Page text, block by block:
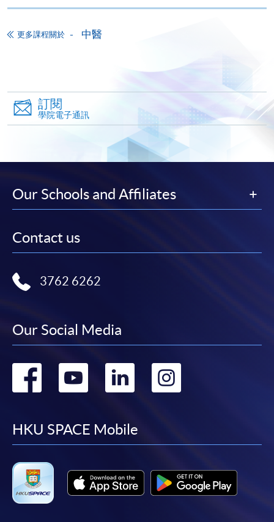
網上報名 立即報名
申請表 下載申請表
香港大學專業進修學院提供24小時網上報名及繳費服
務，申請人可通過網上申請個別學歷頒授課程和報讀
大部份公開招生的課程(以先到先得形式報名的課程)。
申請人可在網上使用「繳費靈」(PPS) (不適用於手
讀學歷頒授課程設有網上服務，在學學員亦可以「微
信支付」(Online WeChat Pay) 、「支付寶」(Online
某些課程須甄選入學，並要求申請人上載課程網頁
中指定所須文件(如學歷證明)。系統只支援doc,
繳交所需費用
申請人可使用以下方式繳交報名費或課程費用:
繳費靈網上服務- 申請人須先開立繳費靈戶口及設
更多課程關於 中醫
訂閱
學院電子通訊
Our Schools and Affiliates
Contact us
3762 6262
Our Social Media
Go
facebook
Go
youtube
Go
linkedin
HKU SPACE Mobile